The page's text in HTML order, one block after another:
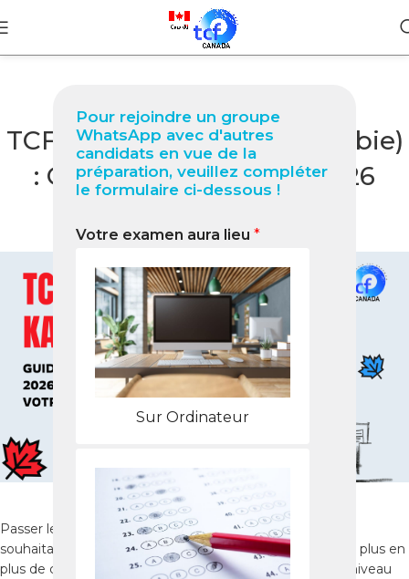
Pour rejoindre un groupe
WhatsApp avec d'autres
candidats en vue de la
préparation, veuillez compléter
le formulaire ci-dessous !
Votre examen aura lieu *
Sur Ordinateur
BLOG
TCF Canada à Kabwe (Zambie)
: Guide professionnel 2026
NabilOn février 9, 2026
Passer le TCF Canadaest essentiel pour les candidats
souhaitant immigrer ou étudier au Canada. À Kabwe, de plus en
plus de candidats choisissent ce test pour certifier leur niveau